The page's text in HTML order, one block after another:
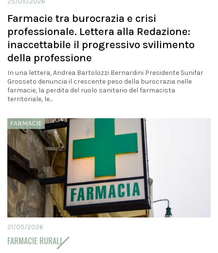
Farmacie tra burocrazia e crisi
professionale. Lettera alla Redazione:
inaccettabile il progressivo svilimento
della professione
In una lettera, Andrea Bartolozzi Bernardini Presidente Sunifar
Grosseto denuncia il crescente peso della burocrazia nelle
farmacie, la perdita del ruolo sanitario del farmacista
territoriale, le...
FARMACIE
21/05/2026
FARMACIE RURALI